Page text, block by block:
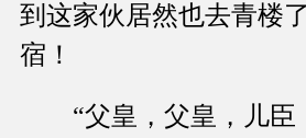
到这家伙居然也去青楼
宿！
“父皇，父皇，儿臣